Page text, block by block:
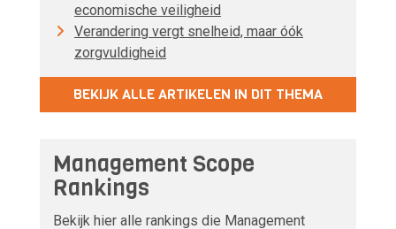
economische veiligheid
Verandering vergt snelheid, maar óók
zorgvuldigheid
BEKIJK ALLE ARTIKELEN IN DIT THEMA
Management Scope
Rankings
Bekijk hier alle rankings die Management